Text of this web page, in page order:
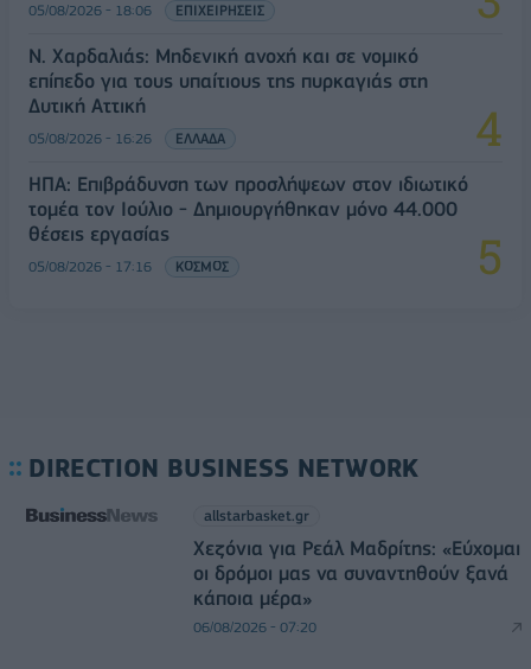
05/08/2026 - 18:06 ΕΠΙΧΕΙΡΗΣΕΙΣ
Ν. Χαρδαλιάς: Μηδενική ανοχή και σε νομικό
επίπεδο για τους υπαίτιους της πυρκαγιάς στη
Δυτική Αττική
05/08/2026 - 16:26 ΕΛΛΑΔΑ
ΗΠΑ: Επιβράδυνση των προσλήψεων στον ιδιωτικό
τομέα τον Ιούλιο - Δημιουργήθηκαν μόνο 44.000
θέσεις εργασίας
05/08/2026 - 17:16 ΚΟΣΜΟΣ
DIRECTION BUSINESS NETWORK
allstarbasket.gr
Χεζόνια για Ρεάλ Μαδρίτης: «Εύχομαι
οι δρόμοι μας να συναντηθούν ξανά
κάποια μέρα»
06/08/2026 - 07:20